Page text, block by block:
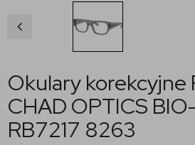
Okulary korekcyjne
CHAD OPTICS
RB7217 8263